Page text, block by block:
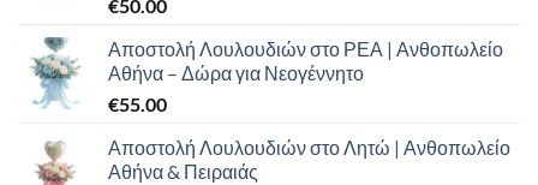
€50.00
Αποστολή Λουλουδιών στο ΡΕΑ | Ανθοπωλείο
Αθήνα – Δώρα για Νεογέννητο
€55.00
Αποστολή Λουλουδιών στο Λητώ | Ανθοπωλείο
Αθήνα & Πειραιάς